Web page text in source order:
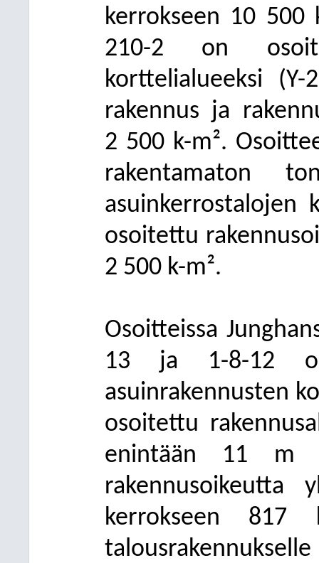
kerrokseen 10 500
210-2 on
korttelialueeksi
rakennus ja
2 500 k-m².
rakentamaton
asuinkerrostalojen
osoitettu
2 500 k-m².
Osoitteissa
13 ja 1-8-12
asuinrakennusten
osoitettu
enintään 11 m
rakennusoikeutta
kerrokseen 817